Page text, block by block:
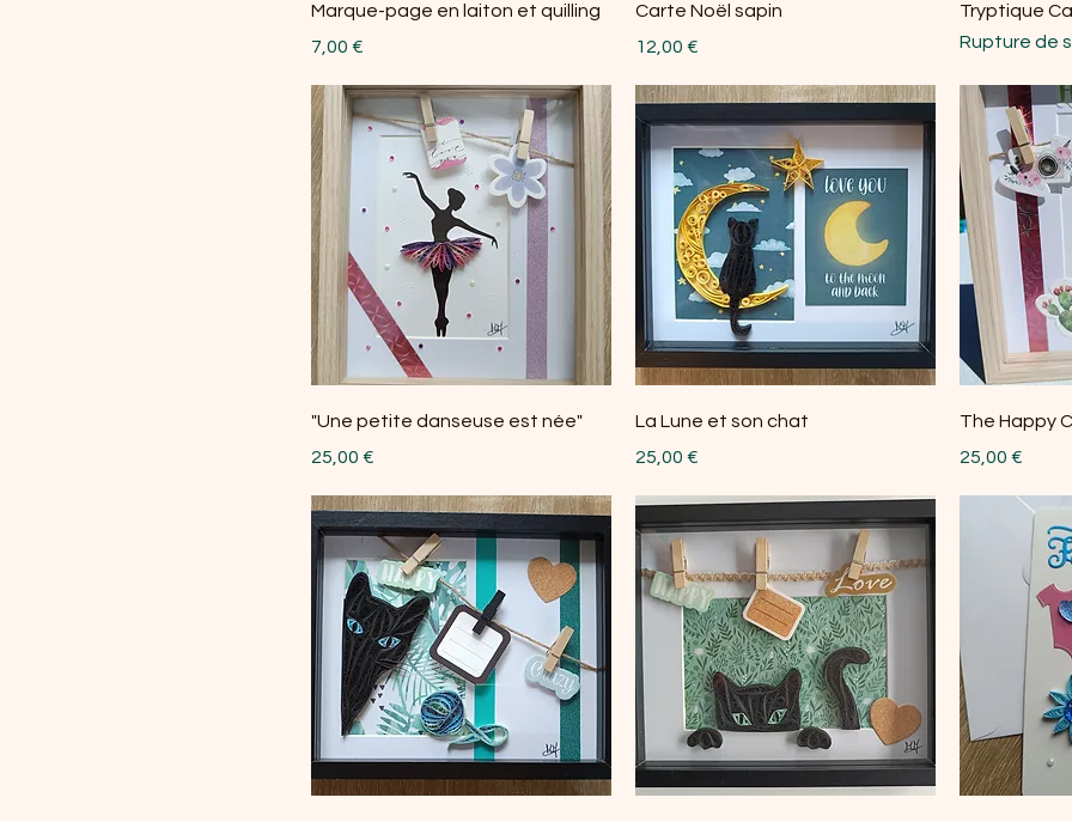
Marque-page en laiton et quilling
Prix
7,00 €
Carte Noël sapin
Prix
12,00 €
Tryptique
Rupture de
"Une petite danseuse est née"
Prix
25,00 €
La Lune et son chat
Prix
25,00 €
The Happy
Prix
25,00 €